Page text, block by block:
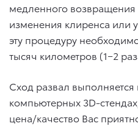
медленного возвращения
изменения клиренса или
эту процедуру
тысяч километров (1−2
Сход развал
компьютерных 3D-
цена/качество Вас